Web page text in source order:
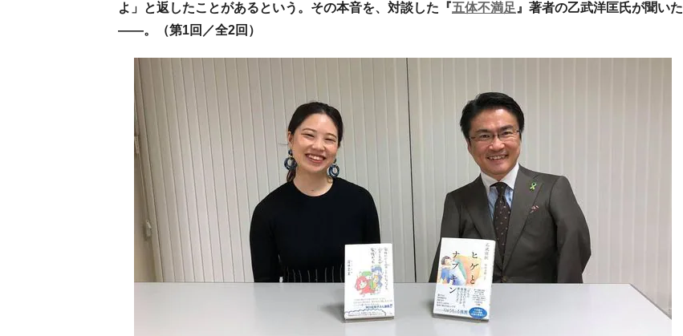
よ」と返したことがあるという。その本音を、対談した『五体不満足 』著者の乙武洋匡氏が聞いた
——。（第1回／全2回）